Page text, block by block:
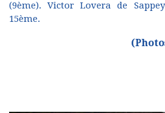
(9ème). Victor Lovera de
15ème.